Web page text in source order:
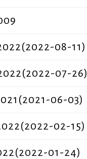
08-11)
07-26)
06-03)
02-15)
01-24)